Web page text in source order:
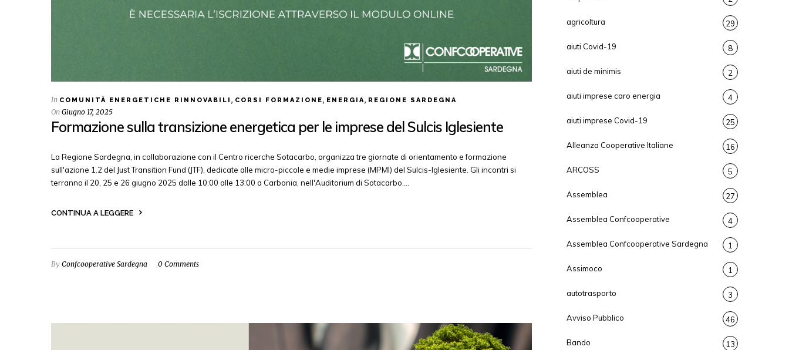
In COMUNITÀ ENERGETICHE RINNOVABILI , CORSI FORMAZIONE , ENERGIA, REGIONE SARDEGNA
On Giugno 17, 2025
Formazione sulla transizione energetica per le imprese del Sulcis Iglesiente
La Regione Sardegna, in collaborazione con il Centro ricerche Sotacarbo, organizza tre giornate di orientamento e formazione
sull'azione 1.2 del Just Transition Fund (JTF), dedicate alle micro-piccole e medie imprese (MPMI) del Sulcis-Iglesiente. Gli incontri si
terranno il 20, 25 e 26 giugno 2025 dalle 10:00 alle 13:00 a Carbonia, nell'Auditorium di Sotacarbo.…
CONTINUA A LEGGERE
By Confcooperative Sardegna 0 Comments
agricoltura 29
aiuti Covid-19 8
aiuti de minimis 2
aiuti imprese caro energia 4
aiuti imprese Covid-19 25
Alleanza Cooperative Italiane 16
ARCOSS 5
Assemblea 27
Assemblea Confcooperative 4
Assemblea Confcooperative Sardegna 1
Assimoco 1
autotrasporto 3
Avviso Pubblico 46
Bando 13